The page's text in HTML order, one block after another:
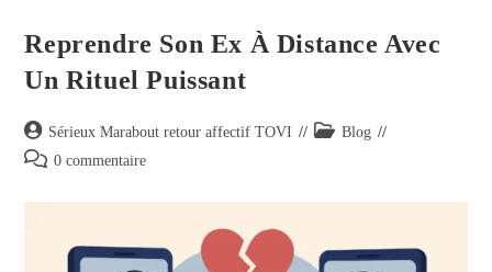
Reprendre Son Ex À Distance Avec
Un Rituel Puissant
Sérieux Marabout retour affectif TOVI
Blog
0 commentaire